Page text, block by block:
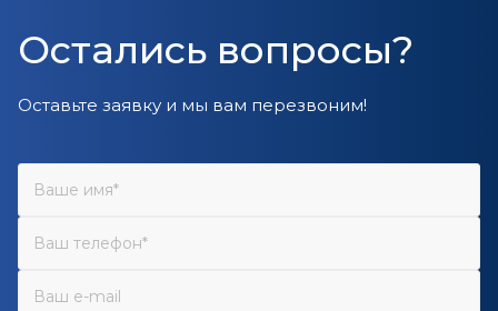
Остались вопросы?
Оставьте заявку и мы вам перезвоним!